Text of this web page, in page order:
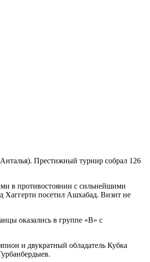
Престижный турнир собрал 126
в противостоянии с сильнейшими
Хаггерти посетил Ашхабад. Визит не
оказались в группе «B» с
и двукратный обладатель Кубка